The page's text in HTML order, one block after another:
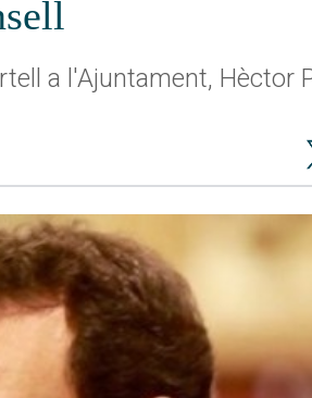
a l'Ajuntament, Hèctor